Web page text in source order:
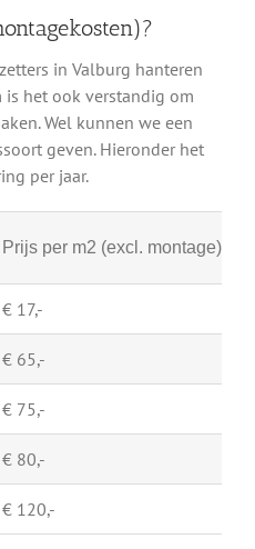
in Valburg hanteren
is het ook verstandig om
Wel kunnen we een
geven. Hieronder het
per jaar.
Prijs per m2 (excl. montage)
€ 17,-
€ 65,-
€ 75,-
€ 80,-
€ 120,-